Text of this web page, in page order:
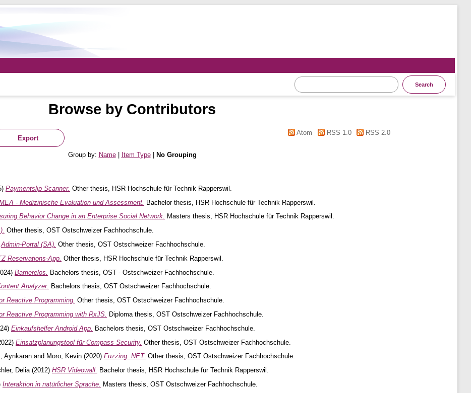
Browse by Contributors
Atom RSS 1.0 RSS 2.0
Group by: Name| Item Type| No Grouping
Paymentslip Scanner. Other thesis, HSR Hochschule für Technik Rapperswil.
- Medizinische Evaluation und Assessment.
Bachelor thesis, HSR Hochschule für Technik Rapperswil.
Behavior Change in an Enterprise Social Network. Masters thesis, HSR Hochschule für Technik Rapperswil.
Other thesis, OST Ostschweizer Fachhochschule.
Admin-Portal (SA). Other thesis, OST Ostschweizer Fachhochschule.
Reservations-App. Other thesis, HSR Hochschule für Technik Rapperswil.
Barrierelos.
Bachelors thesis, OST - Ostschweizer Fachhochschule.
Analyzer. Bachelors thesis, OST Ostschweizer Fachhochschule.
Reactive Programming. Other thesis, OST Ostschweizer Fachhochschule.
Reactive Programming with RxJS.
Diploma thesis, OST Ostschweizer Fachhochschule.
Einkaufshelfer Android App.
Bachelors thesis, OST Ostschweizer Fachhochschule.
Einsatzplanungstool für Compass Security. Other thesis, OST Ostschweizer Fachhochschule.
Aynkaran and Moro, Kevin (2020) Fuzzing .NET. Other thesis, OST Ostschweizer Fachhochschule.
Delia(2012) HSR Videowall. Bachelor thesis, HSR Hochschule für Technik Rapperswil.
Interaktion in natürlicher Sprache.
Masters thesis, OST Ostschweizer Fachhochschule.